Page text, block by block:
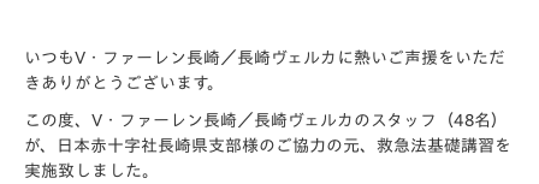
いつもV・ファーレン長崎／長崎ヴェルカに熱いご声援をいただ
きありがとうございます。
この度、V・ファーレン長崎／長崎ヴェルカのスタッフ（48名）
が、日本赤十字社長崎県支部様のご協力の元、救急法基礎講習を
実施致しました。